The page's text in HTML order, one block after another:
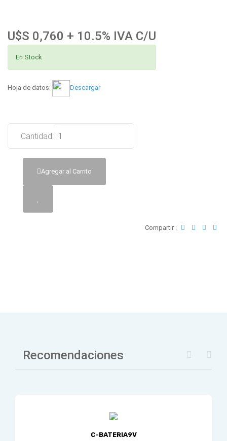
U$S 0,760 + 10.5% IVA C/U
En Stock
Hoja de datos: Descargar
Cantidad:
Agregar al Carrito
Compartir :
Recomendaciones
C-BATERIA9V